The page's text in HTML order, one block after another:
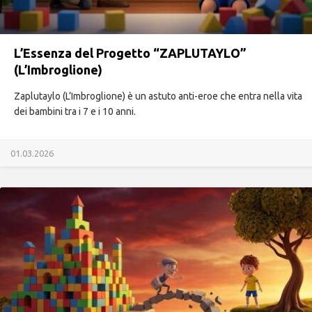
L’Essenza del Progetto “ZAPLUTAYLO”
(L’Imbroglione)
Zaplutaylo (L’Imbroglione) è un astuto anti-eroe che entra nella vita
dei bambini tra i 7 e i 10 anni.
01.03.2026